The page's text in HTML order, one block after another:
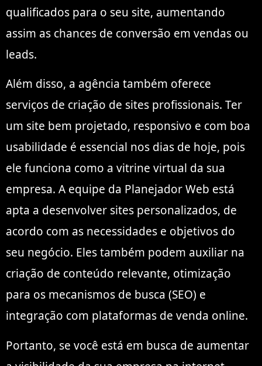
qualificados para o seu site, aumentando
assim as chances de conversão em vendas ou
leads.
Além disso, a agência também oferece
serviços de criação de sites profissionais. Ter
um site bem projetado, responsivo e com boa
usabilidade é essencial nos dias de hoje, pois
ele funciona como a vitrine virtual da sua
empresa. A equipe da Planejador Web está
apta a desenvolver sites personalizados, de
acordo com as necessidades e objetivos do
seu negócio. Eles também podem auxiliar na
criação de conteúdo relevante, otimização
para os mecanismos de busca (SEO) e
integração com plataformas de venda online.
Portanto, se você está em busca de aumentar